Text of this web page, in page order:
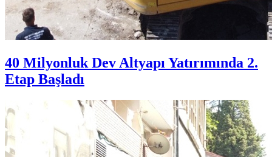
40 Milyonluk Dev Altyapı Yatırımında 2.
Etap Başladı